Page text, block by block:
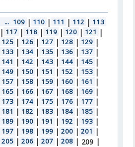
... 109 | 110 | 111 | 112 | 113
| 117 | 118 | 119 | 120 | 121 |
125 | 126 | 127 | 128 | 129 |
133 | 134 | 135 | 136 | 137 |
141 | 142 | 143 | 144 | 145 |
149 | 150 | 151 | 152 | 153 |
157 | 158 | 159 | 160 | 161 |
165 | 166 | 167 | 168 | 169 |
173 | 174 | 175 | 176 | 177 |
181 | 182 | 183 | 184 | 185 |
189 | 190 | 191 | 192 | 193 |
197 | 198 | 199 | 200 | 201 |
205 | 206 | 207 | 208 | 209 |